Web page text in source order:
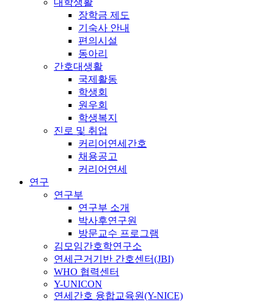
장학금 제도
기숙사 안내
편의시설
동아리
간호대생활
국제활동
학생회
원우회
학생복지
진로 및 취업
커리어연세간호
채용공고
커리어연세
연구
연구부
연구부 소개
박사후연구원
방문교수 프로그램
김모임간호학연구소
연세근거기반 간호센터(JBI)
WHO 협력센터
Y-UNICON
연세간호 융합교육원(Y-NICE)